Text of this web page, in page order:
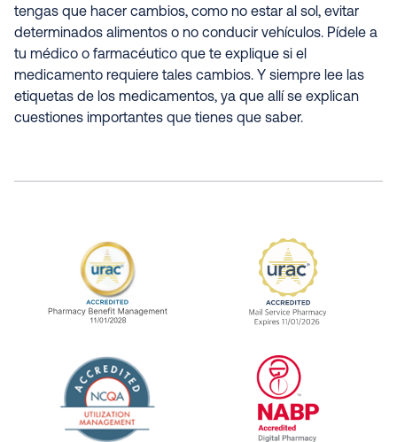
tengas que hacer cambios, como no estar al sol, evitar
determinados alimentos o no conducir vehículos. Pídele a
tu médico o farmacéutico que te explique si el
medicamento requiere tales cambios. Y siempre lee las
etiquetas de los medicamentos, ya que allí se explican
cuestiones importantes que tienes que saber.
URAC Accredited Pharmacy Benefit
URAC